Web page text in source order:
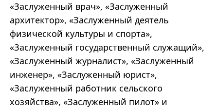
«Заслуженный врач», «Заслуженный
архитектор», «Заслуженный деятель
физической культуры и спорта»,
«Заслуженный государственный служащий»,
«Заслуженный журналист», «Заслуженный
инженер», «Заслуженный юрист»,
«Заслуженный работник сельского
хозяйства», «Заслуженный пилот» и